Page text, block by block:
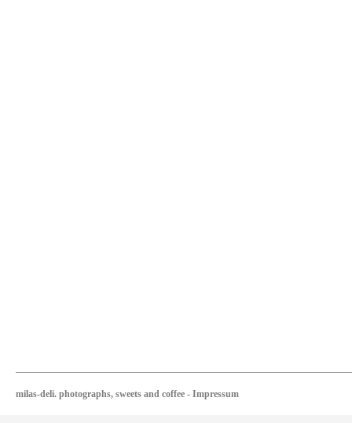
milas-deli. photographs, sweets and coffee - Impressum